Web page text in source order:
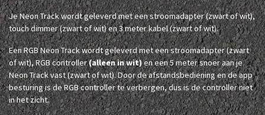
Je Neon Track wordt geleverd met een stroomadapter (zwart of wit),
touch dimmer (zwart of wit) en 3 meter kabel (zwart of wit).
Een RGB Neon Track wordt geleverd met een stroomadapter (zwart
of wit), RGB controller(alleen in wit)en een 5 meter snoer aan je
Neon Track vast (zwart of wit). Door de afstandsbediening en de app
besturing is de RGB controller te verbergen, dus is de controller niet
in het zicht.